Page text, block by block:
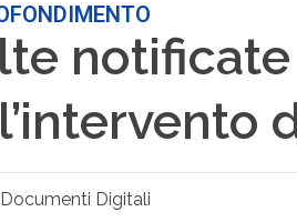
notificate
Documenti Digitali